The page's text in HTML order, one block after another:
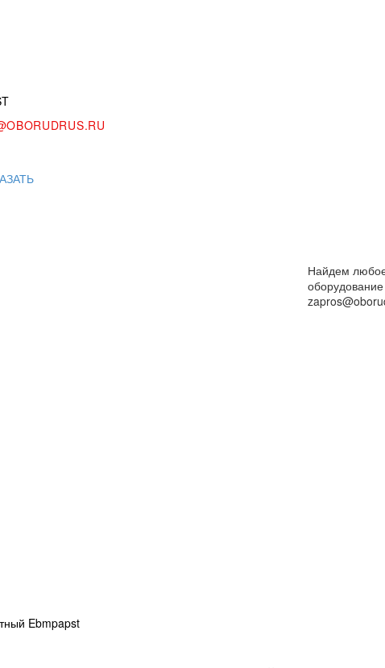
Найдем
оборудование
Ebmpapst